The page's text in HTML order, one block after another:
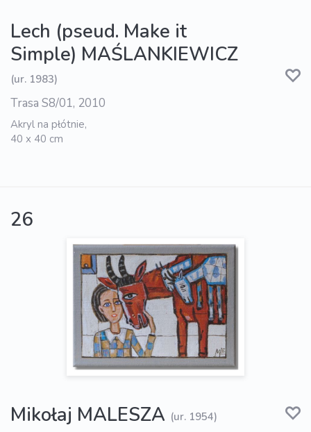
Lech (pseud. Make it
Simple) MAŚLANKIEWICZ
(ur. 1983)
Trasa S8/01, 2010
Akryl na płótnie,
40 x 40 cm
26
Mikołaj MALESZA (ur. 1954)